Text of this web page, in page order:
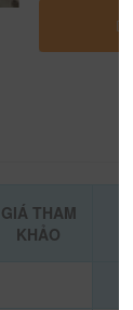
GIÁ THAM
KHẢO